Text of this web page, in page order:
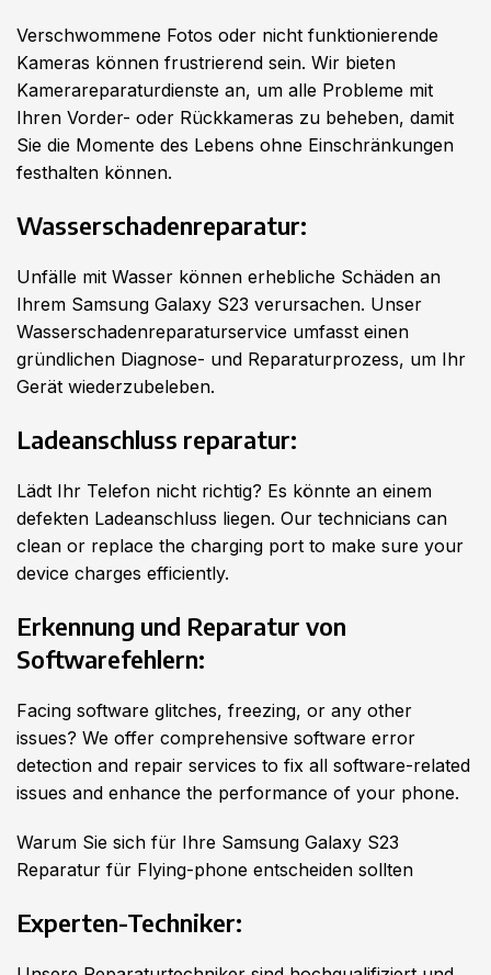
Verschwommene Fotos oder nicht funktionierende
Kameras können frustrierend sein. Wir bieten
Kamerareparaturdienste an, um alle Probleme mit
Ihren Vorder- oder Rückkameras zu beheben, damit
Sie die Momente des Lebens ohne Einschränkungen
festhalten können.
Wasserschadenreparatur:
Unfälle mit Wasser können erhebliche Schäden an
Ihrem Samsung Galaxy S23 verursachen. Unser
Wasserschadenreparaturservice umfasst einen
gründlichen Diagnose- und Reparaturprozess, um Ihr
Gerät wiederzubeleben.
Ladeanschluss reparatur:
Lädt Ihr Telefon nicht richtig? Es könnte an einem
defekten Ladeanschluss liegen. Our technicians can
clean or replace the charging port to make sure your
device charges efficiently.
Erkennung und Reparatur von
Softwarefehlern:
Facing software glitches, freezing, or any other
issues? We offer comprehensive software error
detection and repair services to fix all software-related
issues and enhance the performance of your phone.
Warum Sie sich für Ihre Samsung Galaxy S23
Reparatur für Flying-phone entscheiden sollten
Experten-Techniker: